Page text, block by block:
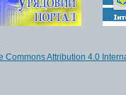
Commons Attribution 4.0